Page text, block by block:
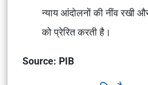
न्याय आंदोलनों की नींव रखी
को प्रेरित करती है।
Source: PIB